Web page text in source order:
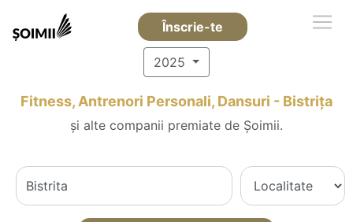
Înscrie-te
2025
Fitness, Antrenori Personali, Dansuri - Bistriţa
și alte companii premiate de Șoimii.